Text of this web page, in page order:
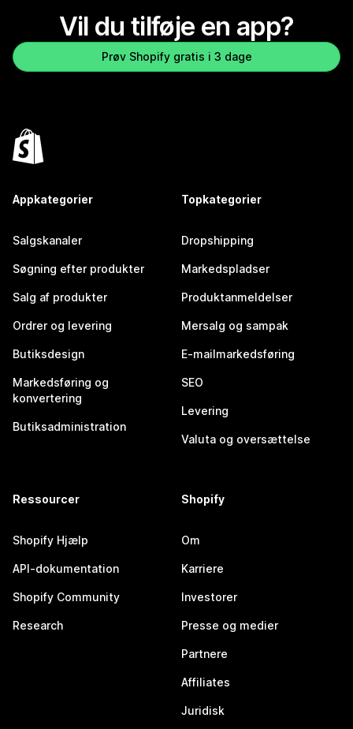
Vil du tilføje en app?
Prøv Shopify gratis i 3 dage
Appkategorier
Salgskanaler
Søgning efter produkter
Salg af produkter
Ordrer og levering
Butiksdesign
Markedsføring og
konvertering
Butiksadministration
Topkategorier
Dropshipping
Markedspladser
Produktanmeldelser
Mersalg og sampak
E-mailmarkedsføring
SEO
Levering
Valuta og oversættelse
Ressourcer
Shopify Hjælp
API-dokumentation
Shopify Community
Research
Shopify
Om
Karriere
Investorer
Presse og medier
Partnere
Affiliates
Juridisk